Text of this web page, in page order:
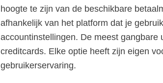
hoogte te zijn van de beschikbare
afhankelijk van het platform dat je
accountinstellingen. De meest
creditcards. Elke optie heeft zijn eigen
gebruikerservaring.